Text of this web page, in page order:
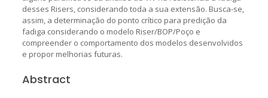
desses Risers, considerando toda a sua extensão. Busca-se,
assim, a determinação do ponto crítico para predição da
fadiga considerando o modelo Riser/BOP/Poço e
compreender o comportamento dos modelos desenvolvidos
e propor melhorias futuras.
Abstract